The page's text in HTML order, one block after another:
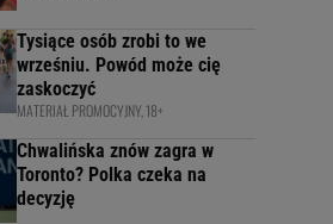
Tysiące osób zrobi to we
wrześniu. Powód może cię
zaskoczyć
MATERIAŁ PROMOCYJNY, 18+
Chwalińska znów zagra w
Toronto? Polka czeka na
decyzję